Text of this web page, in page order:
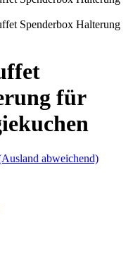
für
abweichend)